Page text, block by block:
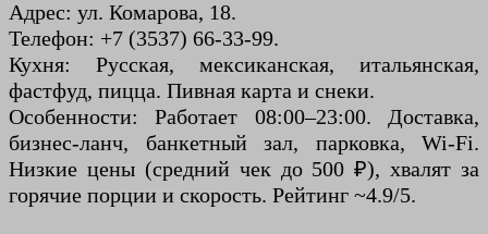
Адрес: ул. Комарова, 18.
Телефон: +7 (3537) 66-33-99.
Кухня: Русская, мексиканская, итальянская,
фастфуд, пицца. Пивная карта и снеки.
Особенности: Работает 08:00–23:00. Доставка,
бизнес-ланч, банкетный зал, парковка, Wi-Fi.
Низкие цены (средний чек до 500 ₽), хвалят за
горячие порции и скорость. Рейтинг ~4.9/5.